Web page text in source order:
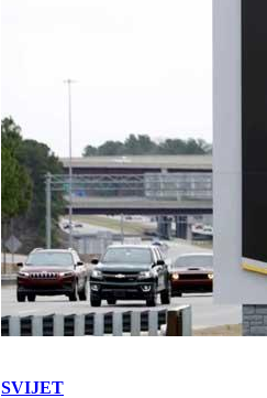
SVIJET